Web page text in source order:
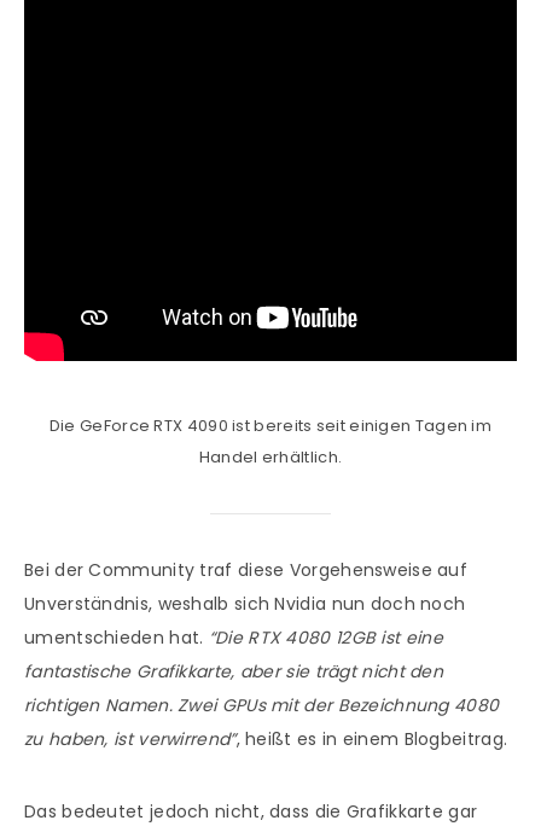
Die GeForce RTX 4090 ist bereits seit einigen Tagen im
Handel erhältlich.
Bei der Community traf diese Vorgehensweise auf
Unverständnis, weshalb sich Nvidia nun doch noch
umentschieden hat. “Die RTX 4080 12GB ist eine
fantastische Grafikkarte, aber sie trägt nicht den
richtigen Namen. Zwei GPUs mit der Bezeichnung 4080
zu haben, ist verwirrend”, heißt es in einem Blogbeitrag.
Das bedeutet jedoch nicht, dass die Grafikkarte gar